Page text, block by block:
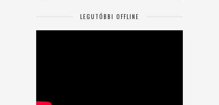
LEGUTÓBBI OFFLINE